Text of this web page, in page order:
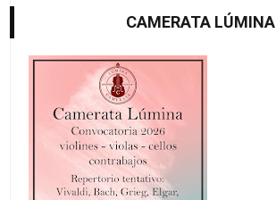
CAMERATA LÚMINA